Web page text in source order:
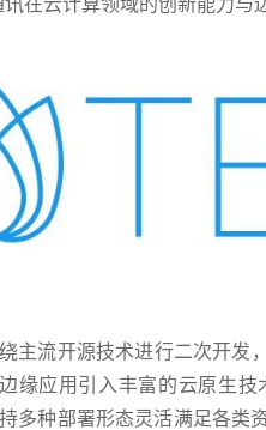
在云计算领域的创新能力与
主流开源技术进行二次开发
边缘应用引入丰富的云原
多种部署形态灵活满足各类